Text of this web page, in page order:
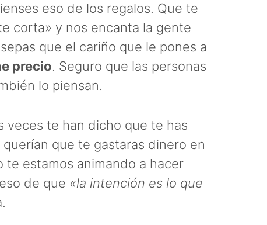
eso de los regalos. Que te
corta» y nos encanta la gente
que el cariño que le pones a
precio. Seguro que las personas
lo piensan.
veces te han dicho que te has
querían que te gastaras dinero en
te estamos animando a hacer
de que «la intención es lo que